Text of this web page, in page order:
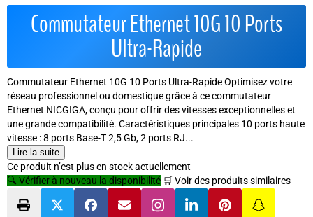
Commutateur Ethernet 10G 10 Ports
Ultra-Rapide
Commutateur Ethernet 10G 10 Ports Ultra-Rapide Optimisez votre
réseau professionnel ou domestique grâce à ce commutateur
Ethernet NICGIGA, conçu pour offrir des vitesses exceptionnelles et
une grande compatibilité. Caractéristiques principales 10 ports haute
vitesse : 8 ports Base-T 2,5 Gb, 2 ports RJ...
Lire la suite
Ce produit n’est plus en stock actuellement
🔍 Vérifier à nouveau la disponibilité 🛒 Voir des produits similaires